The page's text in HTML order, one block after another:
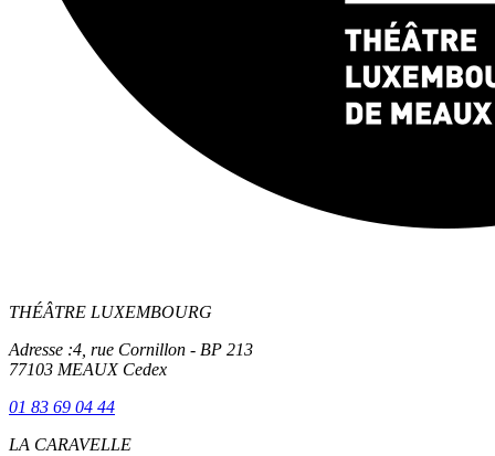
THÉÂTRE LUXEMBOURG
Adresse :4, rue Cornillon - BP 213
77103 MEAUX Cedex
01 83 69 04 44
LA CARAVELLE